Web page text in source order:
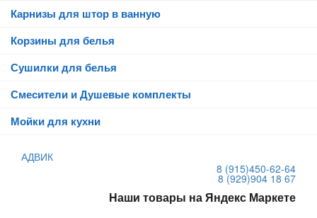
Карнизы для штор в ванную
Корзины для белья
Сушилки для белья
Смесители и Душевые комплекты
Мойки для кухни
АДВИК
8 (915)450-62-64
8 (929)904 18 67
Наши товары на Яндекс Маркете